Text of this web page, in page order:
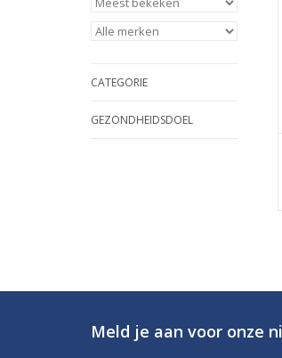
CATEGORIE
GEZONDHEIDSDOEL
Meld je aan voor onze